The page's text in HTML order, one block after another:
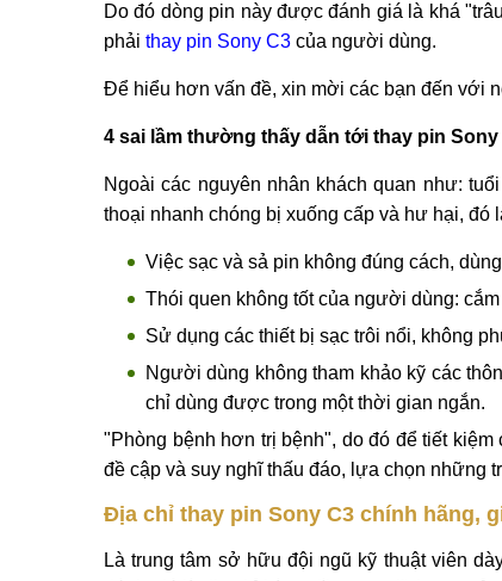
Do đó dòng pin này được đánh giá là khá
phải thay pin Sony C3 của người dùng.
Để hiểu hơn vấn đề, xin mời các bạn đến với
4 sai lầm thường thấy dẫn tới thay pin Sony
Ngoài các nguyên nhân khách quan như:
thoại nhanh chóng bị xuống cấp và hư hại, đó
Việc sạc và sả pin không đúng cách,
Thói quen không tốt của người dùng:
Sử dụng các thiết bị sạc trôi nổi, không
Người dùng không tham khảo kỹ các
chỉ dùng được trong một thời gian ngắn.
"Phòng bệnh hơn trị bệnh", do đó để tiết
đề cập và suy nghĩ thấu đáo, lựa chọn những
Địa chỉ thay pin Sony C3 chính hãng,
Là trung tâm sở hữu đội ngũ kỹ thuật viên